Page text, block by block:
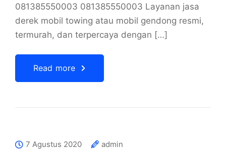
081385550003 081385550003 Layanan jasa
derek mobil towing atau mobil gendong resmi,
termurah, dan terpercaya dengan […]
Read more
7 Agustus 2020
admin